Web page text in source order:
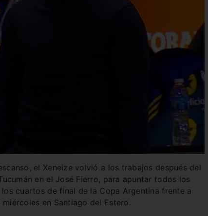
el Xeneize volvió a los trabajos después del
en el José Fierro, para apuntar todos los
cuartos de final de la Copa Argentina frente a
en Santiago del Estero.